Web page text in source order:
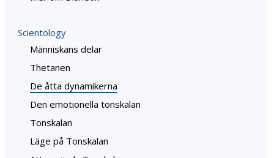
Scientology
Människans delar
Thetanen
De åtta dynamikerna
Den emotionella tonskalan
Tonskalan
Läge på Tonskalan